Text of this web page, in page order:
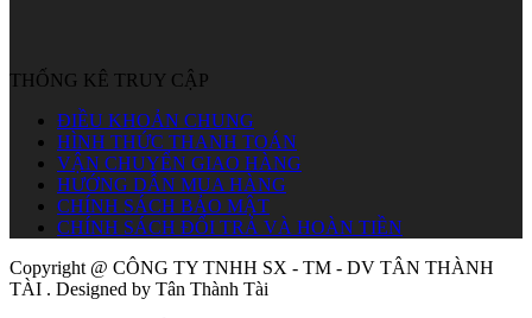
THỐNG KÊ TRUY CẬP
ĐIỀU KHOẢN CHUNG
HÌNH THỨC THANH TOÁN
VẬN CHUYỂN GIAO HÀNG
HƯỚNG DẪN MUA HÀNG
CHÍNH SÁCH BẢO MẬT
CHÍNH SÁCH ĐỔI TRẢ VÀ HOÀN TIỀN
Copyright @ CÔNG TY TNHH SX - TM - DV TÂN THÀNH
TÀI . Designed by Tân Thành Tài